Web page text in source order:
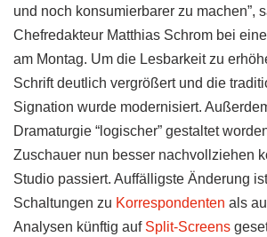
und noch konsumierbarer zu machen”,
Chefredakteur Matthias Schrom bei
am Montag. Um die Lesbarkeit zu
Schrift deutlich vergrößert und die
Signation wurde modernisiert.
Dramaturgie “logischer” gestaltet
Zuschauer nun besser nachvollziehen
Studio passiert. Auffälligste Änderung
Schaltungen zu Korrespondenten als
Analysen künftig auf Split-Screens